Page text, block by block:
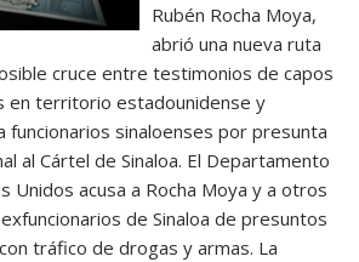
Rubén Rocha Moya,
abrió una nueva ruta
cruce entre testimonios de capos
en territorio estadounidense y
funcionarios sinaloenses por presunta
al Cártel de Sinaloa. El Departamento
Unidos acusa a Rocha Moya y a otros
de Sinaloa de presuntos
tráfico de drogas y armas. La